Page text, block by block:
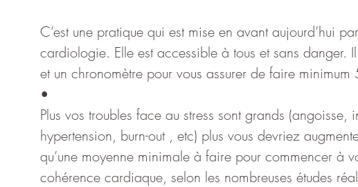
C’est une pratique qui est mise en avant aujourd’hui
cardiologie. Elle est accessible à tous et sans danger.
et un chronomètre pour vous assurer de faire minimum
•
Plus vos troubles face au stress sont grands
hypertension, burn-out , etc) plus vous devriez
qu’une moyenne minimale à faire pour commencer à
cohérence cardiaque, selon les nombreuses études